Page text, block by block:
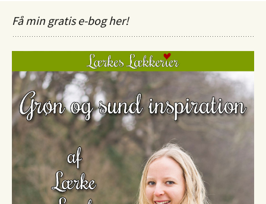
Få min gratis e-bog her!